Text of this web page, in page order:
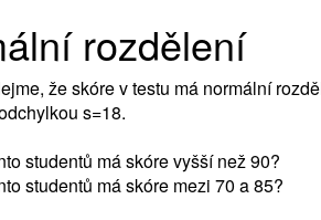
rozdělení
že skóre v testu má normální
s=18.
studentů má skóre vyšší než 90?
studentů má skóre mezi 70 a 85?